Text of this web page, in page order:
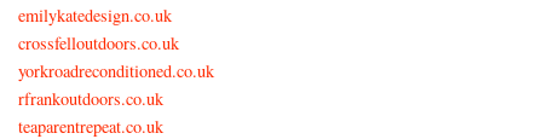
emilykatedesign.co.uk
crossfelloutdoors.co.uk
yorkroadreconditioned.co.uk
rfrankoutdoors.co.uk
teaparentrepeat.co.uk